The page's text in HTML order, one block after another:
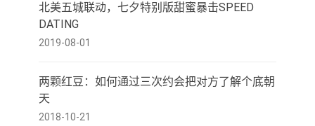
北美五城联动，七夕特别版甜蜜暴击SPEED
DATING
2019-08-01
两颗红豆：如何通过三次约会把对方了解个底朝
天
2018-10-21